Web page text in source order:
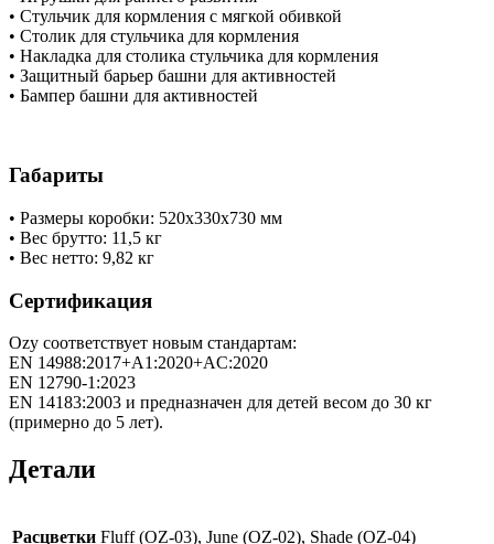
• Стульчик для кормления с мягкой обивкой
• Столик для стульчика для кормления
• Накладка для столика стульчика для кормления
• Защитный барьер башни для активностей
• Бампер башни для активностей
Габариты
• Размеры коробки: 520х330х730 мм
• Вес брутто: 11,5 кг
• Вес нетто: 9,82 кг
Сертификация
Ozy соответствует новым стандартам:
EN 14988:2017+A1:2020+AC:2020
EN 12790-1:2023
EN 14183:2003 и предназначен для детей весом до 30 кг
(примерно до 5 лет).
Детали
Расцветки Fluff (OZ-03), June (OZ-02), Shade (OZ-04)